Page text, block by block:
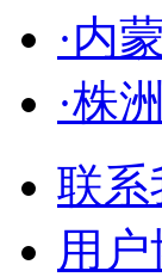
·内
·株
联系
用户